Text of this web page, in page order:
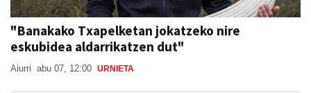
"Banakako Txapelketan jokatzeko nire
eskubidea aldarrikatzen dut"
Aiurri abu 07, 12:00 URNIETA